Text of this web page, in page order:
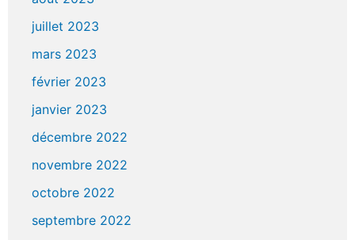
juillet 2023
mars 2023
février 2023
janvier 2023
décembre 2022
novembre 2022
octobre 2022
septembre 2022